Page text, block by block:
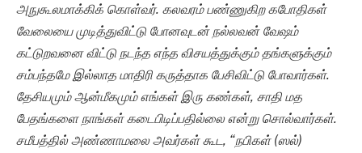
அநுகூலமாக்கிக் கொள்வர். கலவரம் பண்ணுகிற கபோதிகள்
வேலையை முடித்துவிட்டு போனவுடன் நல்லவன் வேஷம்
கட்டுறவனை விட்டு நடந்த எந்த விசயத்துக்கும் தங்களுக்கும்
சம்பந்தமே இல்லாத மாதிரி கருத்தாக பேசிவிட்டு போவார்கள்.
தேசியமும் ஆன்மீகமும் எங்கள் இரு கண்கள், சாதி மத
பேதங்களை நாங்கள் கடைபிடிப்பதில்லை என்று சொல்வார்கள்.
சமீபத்தில் அண்ணாமலை அவர்கள் கூட, “நபிகள் (ஸல்)